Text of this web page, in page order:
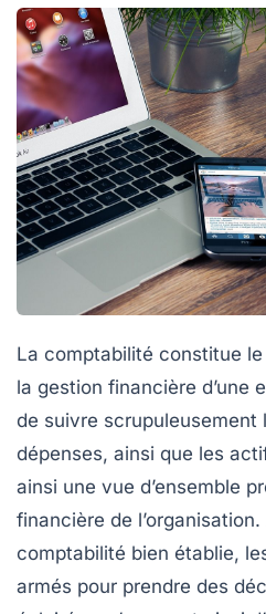
La comptabilité constitue
la gestion financière d’une
de suivre scrupuleusement
dépenses, ainsi que les
ainsi une vue d’ensemble
financière de
comptabilité bien établie,
armés pour prendre des